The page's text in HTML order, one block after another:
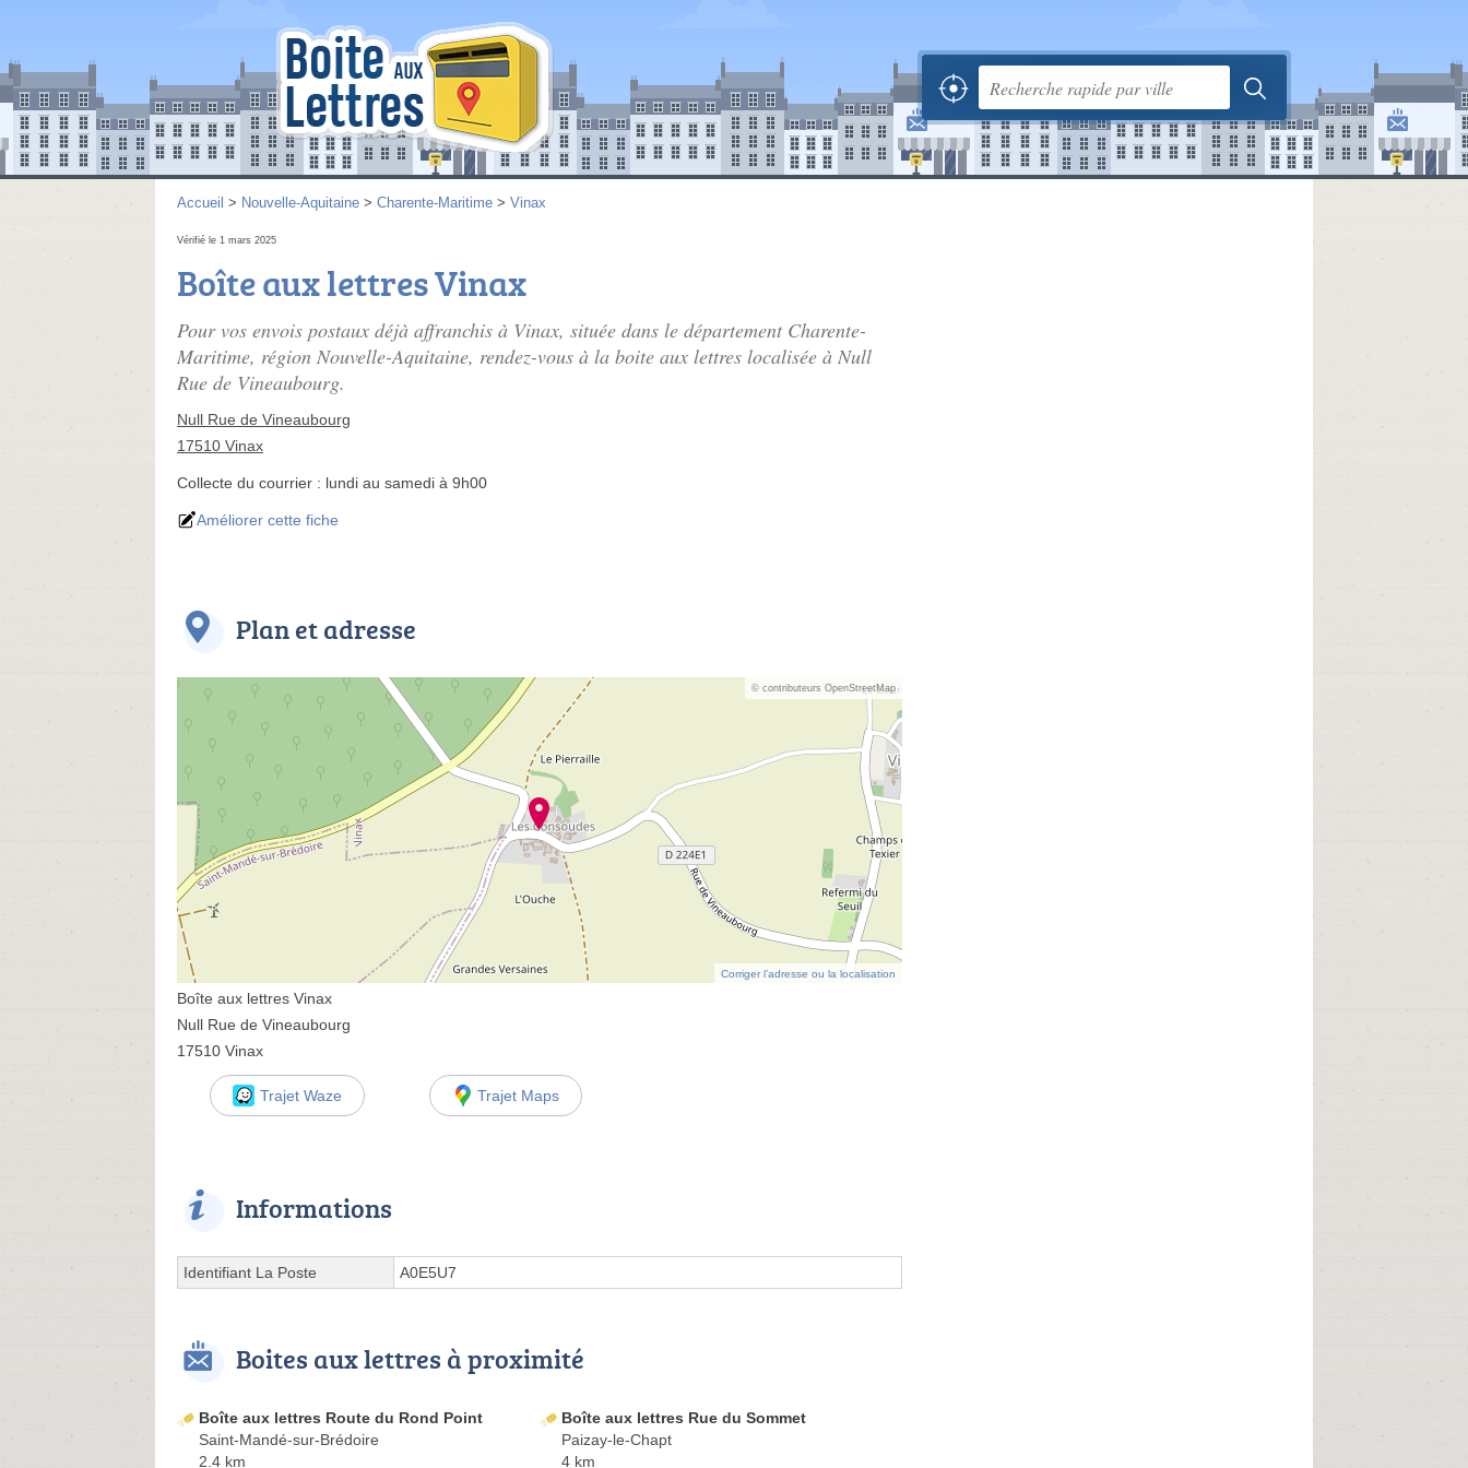
Accueil > Nouvelle-Aquitaine > Charente-Maritime > Vinax
Vérifié le 1 mars 2025
Boîte aux lettres Vinax
Pour vos envois postaux déjà affranchis à Vinax, située dans le département Charente-
Maritime, région Nouvelle-Aquitaine, rendez-vous à la boite aux lettres localisée à Null
Rue de Vineaubourg.
Null Rue de Vineaubourg
17510 Vinax
Collecte du courrier : lundi au samedi à 9h00
Améliorer cette fiche
Plan et adresse
© contributeurs OpenStreetMap
Corriger l’adresse ou la localisation
Boîte aux lettres Vinax
Null Rue de Vineaubourg
17510 Vinax
Trajet Waze Trajet Maps
Informations
Identifiant La Poste A0E5U7
Boites aux lettres à proximité
Boîte aux lettres Route du Rond Point
Saint-Mandé-sur-Brédoire
2.4 km
Boîte aux lettres Rue du Sommet
Paizay-le-Chapt
4 km